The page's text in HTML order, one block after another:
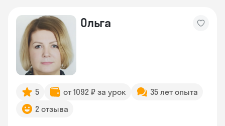
Ольга
5 от 1092 ₽ за урок
35 лет опыта
2 отзыва